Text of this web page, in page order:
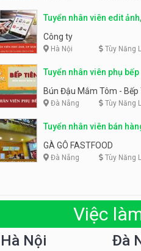
Tuyển nhân viên edit
Công ty
Hà Nội Tùy Năng
Tuyển nhân viên phụ
Tôm – Bếp Tiên
Bún Đậu Mắm Tôm - Bếp
Đà Nẵng Tùy Năng
Tuyển nhân viên bán
GÀ GÔ FASTFOOD
Đà Nẵng Tùy Năng
Việc
Hà Nội Đà